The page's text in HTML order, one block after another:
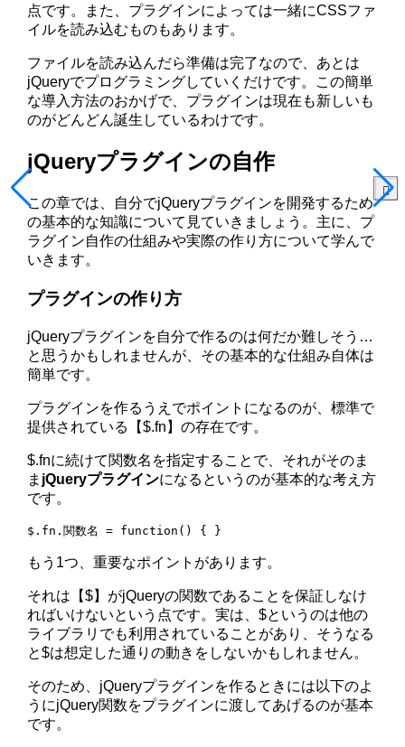
点です。また、プラグインによっては一緒にCSSファ
イルを読み込むものもあります。
ファイルを読み込んだら準備は完了なので、あとは
jQueryでプログラミングしていくだけです。この簡単
な導入方法のおかげで、プラグインは現在も新しいも
のがどんどん誕生しているわけです。
jQueryプラグインの自作
この章では、自分でjQueryプラグインを開発するため
の基本的な知識について見ていきましょう。主に、プ
ラグイン自作の仕組みや実際の作り方について学んで
いきます。
プラグインの作り方
jQueryプラグインを自分で作るのは何だか難しそう…
と思うかもしれませんが、その基本的な仕組み自体は
簡単です。
プラグインを作るうえでポイントになるのが、標準で
提供されている【$.fn】の存在です。
$.fnに続けて関数名を指定することで、それがそのま
ま jQueryプラグインになるというのが基本的な考え方
です。
もう1つ、重要なポイントがあります。
それは【$】がjQueryの関数であることを保証しなけ
ればいけないという点です。実は、$というのは他の
ライブラリでも利用されていることがあり、そうなる
と$は想定した通りの動きをしないかもしれません。
そのため、jQueryプラグインを作るときには以下のよ
うにjQuery関数をプラグインに渡してあげるのが基本
です。